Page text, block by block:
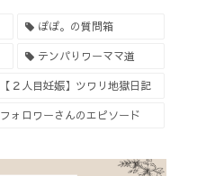
ぽぽ。の質問箱
テンパりワーママ道
【２人目妊娠】ツワリ地獄日記
フォロワーさんのエピソード